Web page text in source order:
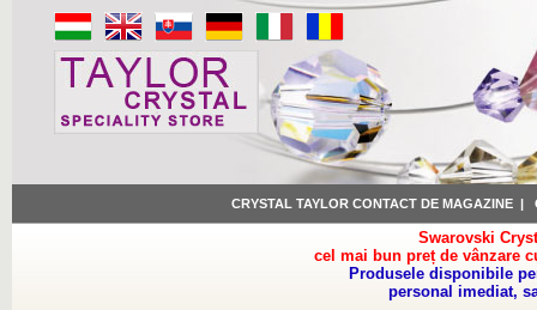
CRYSTAL TAYLOR CONTACT DE MAGAZINE |
Swarovski
cel mai bun preț de vânzare
Produsele disponibile
personal imediat,